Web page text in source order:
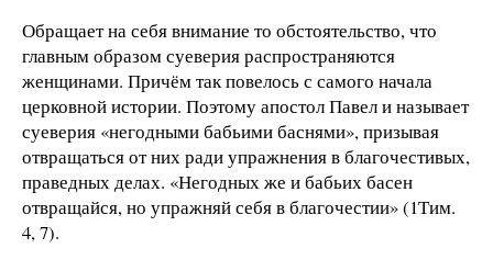
Обращает на себя внимание то обстоятельство, что
главным образом суеверия распространяются
женщинами. Причём так повелось с самого начала
церковной истории. Поэтому апостол Павел и называет
суеверия «негодными бабьими баснями», призывая
отвращаться от них ради упражнения в благочестивых,
праведных делах. «Негодных же и бабьих басен
отвращайся, но упражняй себя в благочестии» (1Тим.
4, 7).